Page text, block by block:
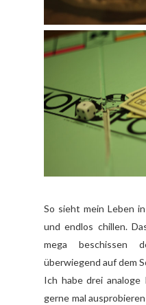
So sieht mein Leben
und endlos chillen.
mega beschissen
überwiegend auf dem
Ich habe drei analoge
gerne mal